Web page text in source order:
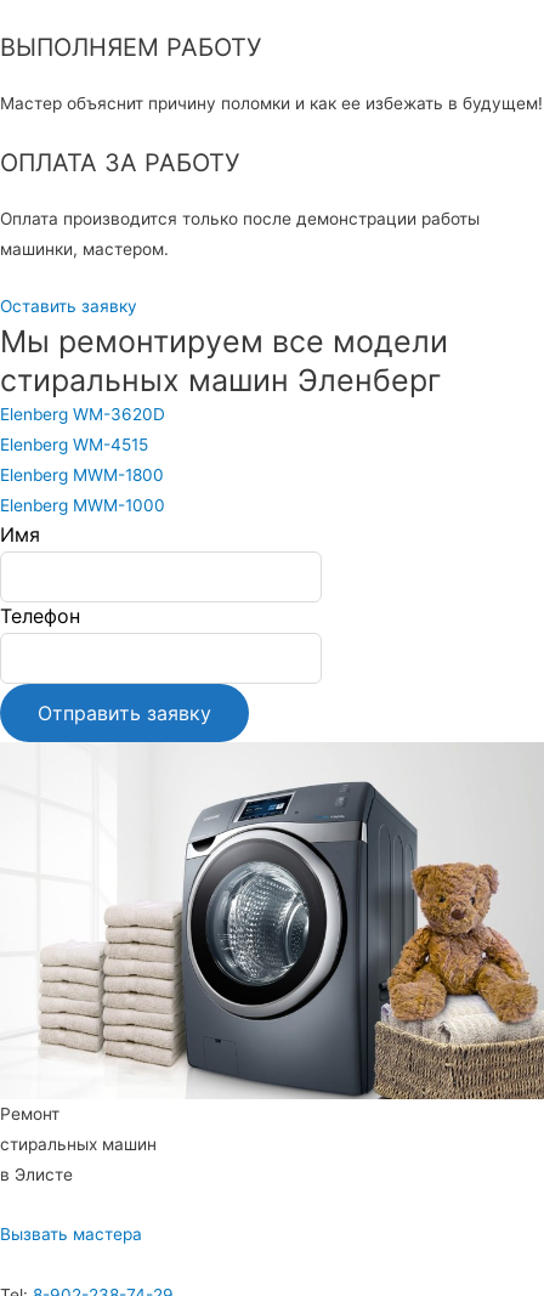
ВЫПОЛНЯЕМ РАБОТУ
Мастер объяснит причину поломки и как ее избежать в будущем!
ОПЛАТА ЗА РАБОТУ
Оплата производится только после демонстрации работы
машинки, мастером.
Оставить заявку
Мы ремонтируем все модели
стиральных машин Эленберг
Elenberg WM-3620D
Elenberg WM-4515
Elenberg MWM-1800
Elenberg MWM-1000
Leave
field
blank
Имя
Телефон
Ремонт
стиральных машин
в Элисте
Вызвать мастера